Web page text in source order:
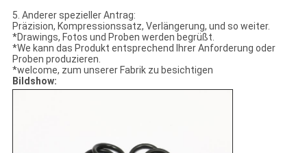
5. Anderer spezieller Antrag:
Präzision, Kompressionssatz, Verlängerung, und so weiter.
*Drawings, Fotos und Proben werden begrüßt.
*We kann das Produkt entsprechend Ihrer Anforderung oder
Proben produzieren.
*welcome, zum unserer Fabrik zu besichtigen
Bildshow: